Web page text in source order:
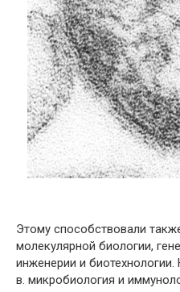
Этому способствовали
молекулярной биологии,
инженерии и
в. микробиология и